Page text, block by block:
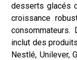
desserts glacés
croissance
inclut des
Nestlé, Unilever,